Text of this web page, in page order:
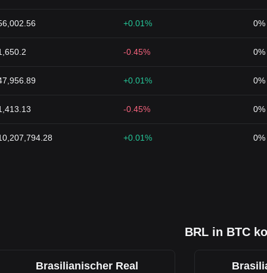
+0.01% 0%
-0.45% 0%
+0.01% 0%
-0.45% 0%
+0.01% 0%
BRL in BTC
Brasilianischer Real